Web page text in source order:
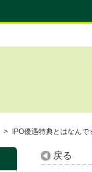
> IPO優遇特典とはなんで
戻る